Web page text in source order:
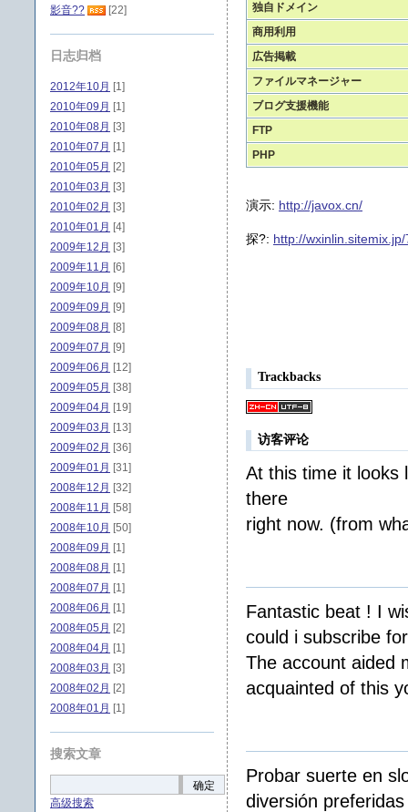
独自ドメイン
商用利用
広告掲載
ファイルマネージャー
ブログ支援機能
FTP
PHP
演示: http://javox.cn/
探?: http://
Trackbacks
访客评论
At this time it looks
there
right now. (from
Fantastic beat ! I
could i subscribe
The account aided
acquainted of this
Probar suerte en
diversión
影音??
[22]
日志归档
2012年10月 [1]
2010年09月 [1]
2010年08月 [3]
2010年07月 [1]
2010年05月 [2]
2010年03月 [3]
2010年02月 [3]
2010年01月 [4]
2009年12月 [3]
2009年11月 [6]
2009年10月 [9]
2009年09月 [9]
2009年08月 [8]
2009年07月 [9]
2009年06月 [12]
2009年05月 [38]
2009年04月 [19]
2009年03月 [13]
2009年02月 [36]
2009年01月 [31]
2008年12月 [32]
2008年11月 [58]
2008年10月 [50]
2008年09月 [1]
2008年08月 [1]
2008年07月 [1]
2008年06月 [1]
2008年05月 [2]
2008年04月 [1]
2008年03月 [3]
2008年02月 [2]
2008年01月 [1]
搜索文章
确定
高级搜索